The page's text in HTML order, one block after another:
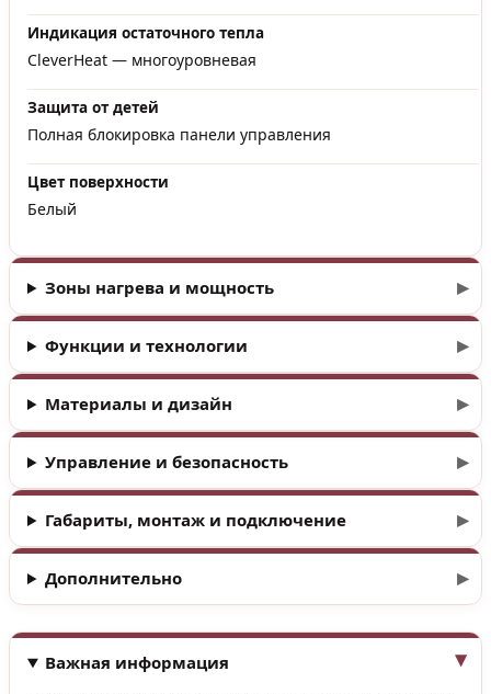
Индикация остаточного тепла
CleverHeat — многоуровневая
Защита от детей
Полная блокировка панели управления
Цвет поверхности
Белый
Зоны нагрева и мощность
Функции и технологии
Материалы и дизайн
Управление и безопасность
Габариты, монтаж и подключение
Дополнительно
Важная информация